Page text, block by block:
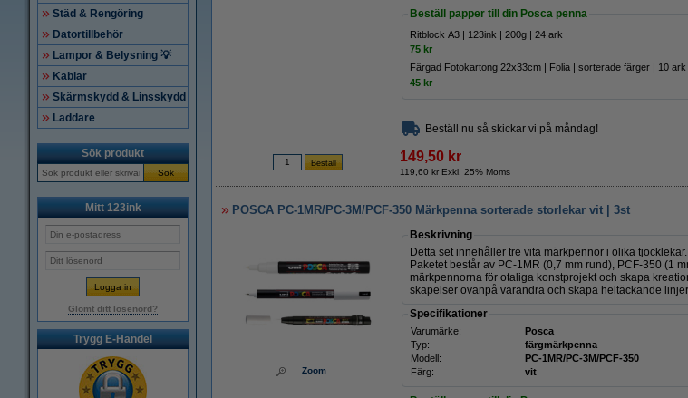
Städ & Rengöring
Datortillbehör
Lampor & Belysning 💡
Kablar
Skärmskydd & Linsskydd
Laddare
Sök produkt
Sök
Mitt 123ink
Glömt ditt lösenord?
Trygg E-Handel
Beställ papper till din Posca penna
Ritblock A3 | 123ink | 200g | 24 ark
75 kr
Färgad Fotokartong 22x33cm | Folia | sorterade färger | 10 ark
45 kr
Beställ nu så skickar vi på måndag!
149,50 kr
119,60 kr Exkl. 25% Moms
POSCA PC-1MR/PC-3M/PCF-350 Märkpenna sorterade storlekar vit | 3st
Zoom
Beskrivning
Detta set innehåller tre vita märkpennor i olika
Paketet består av PC-1MR (0,7 mm rund), PCF-350 (1
märkpennorna för otaliga konstprojekt och skapa
skapelser ovanpå varandra och skapa heltäckande
Specifikationer
Varumärke: Posca
Typ:
färgmärkpenna
Modell:
PC-1MR/PC-3M/PCF-350
Färg:
vit